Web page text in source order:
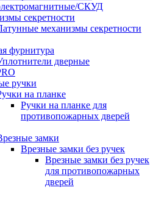
СКУД
секретности
механизмы секретности
фурнитура
дверные
ручки
на планке
Ручки на планке для
противопожарных дверей
замки
Врезные замки без ручек
Врезные замки без ручек
для противопожарных
дверей